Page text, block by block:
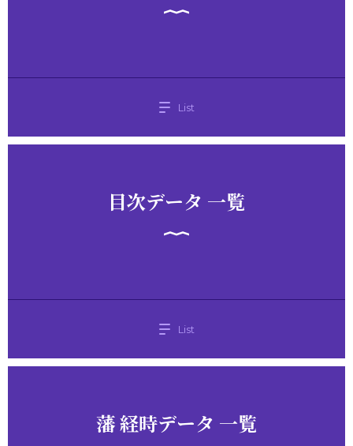
List
目次データ 一覧
List
藩 経時データ 一覧